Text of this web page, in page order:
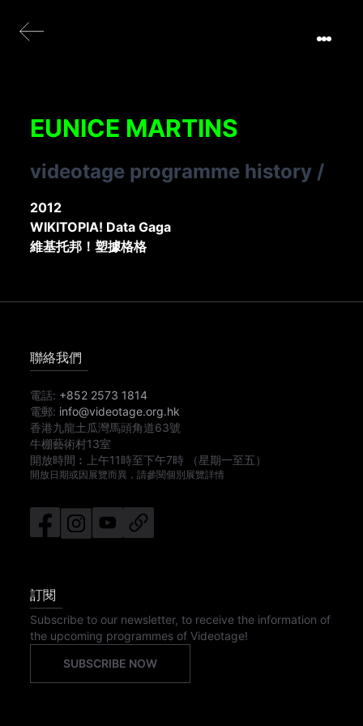
EUNICE MARTINS
videotage programme history /
2012
WIKITOPIA! Data Gaga
維基托邦！塑據格格
聯絡我們
電話: +852 2573 1814
電郵: info@videotage.org.hk
香港九龍土瓜灣馬頭角道63號
牛棚藝術村13室
開放時間︰
上午11時至下午7時 （星期一至五）
開放日期或因展覽而異，請參閱個別展覽詳情
訂閱
Subscribe to our newsletter, to receive the information of
the upcoming programmes of Videotage!
SUBSCRIBE NOW